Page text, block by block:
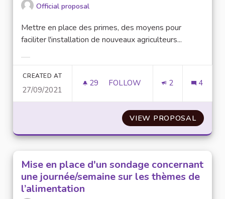
Official proposal
Mettre en place des primes, des moyens pour
faciliter l'installation de nouveaux agriculteurs...
CREATED AT
27/09/2021
29 29 FOLLOWERS
FOLLOW 2 4
VIEW PROPOSAL
Mise en place d'un sondage concernant
une journée/semaine sur les thèmes de
l’alimentation